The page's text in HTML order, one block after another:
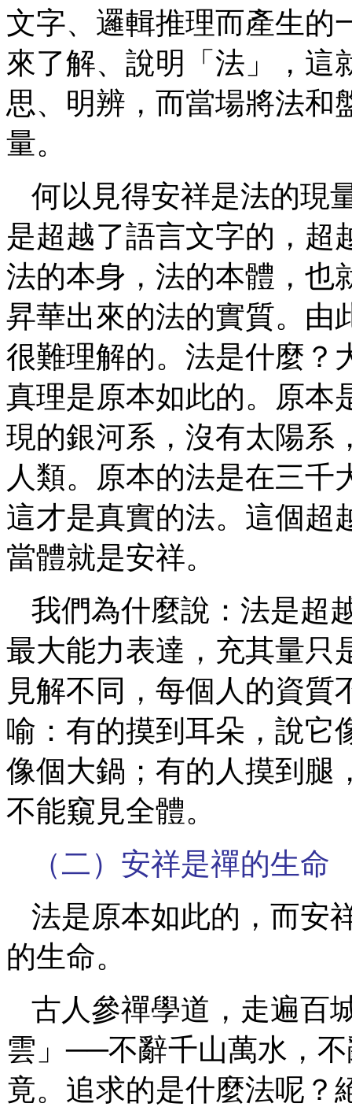
文字、邏輯推理而產生的
來了解、說明「法」，這
思、明辨，而當場將法和
量。
何以見得安祥是法的現
是超越了語言文字的，超
法的本身，法的本體，也
昇華出來的法的實質。由
很難理解的。法是什麼？
真理是原本如此的。原本
現的銀河系，沒有太陽系
人類。原本的法是在三千
這才是真實的法。這個超
當體就是安祥。
我們為什麼說：法是超
最大能力表達，充其量只
見解不同，每個人的資
喻：有的摸到耳朵，說它
像個大鍋；有的人摸到腿
不能窺見全體。
（二）安祥是禪的生命
法是原本如此的，而安
的生命。
古人參禪學道，走遍百
雲」──不辭千山萬水，
竟。追求的是什麼法呢？